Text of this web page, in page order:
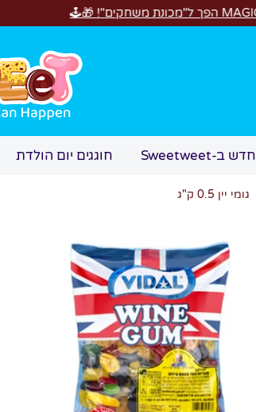
חיפוש
חדש ב-Sweetweet חוגגים יום הולדת
גומי יין 0.5 ק"ג